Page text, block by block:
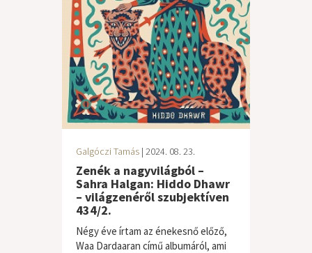
Galgóczi Tamás | 2024. 08. 23.
Zenék a nagyvilágból –
Sahra Halgan: Hiddo Dhawr
– világzenéről szubjektíven
434/2.
Négy éve írtam az énekesnő előző,
Waa Dardaaran című albumáról, ami